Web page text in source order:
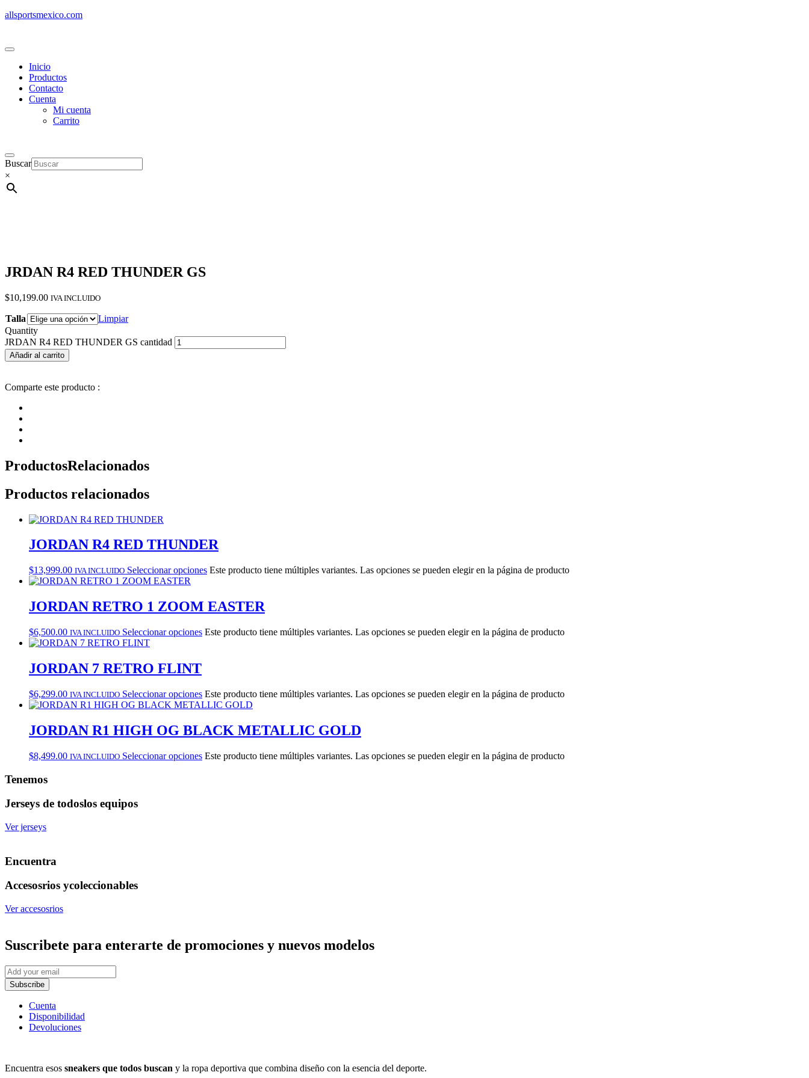
allsportsmexico.com
Inicio
Productos
Contacto
Cuenta
Mi cuenta
Carrito
Buscar
×
JRDAN R4 RED THUNDER GS
$10,199.00 IVA INCLUIDO
Talla
Limpiar
Quantity
JRDAN R4 RED THUNDER GS cantidad
Añadir al carrito
Comparte este producto :
ProductosRelacionados
Productos relacionados
JORDAN R4 RED THUNDER
$13,999.00 IVA INCLUIDO Seleccionar opciones Este producto tiene múltiples variantes. Las opciones se pueden elegir en la página de producto
JORDAN RETRO 1 ZOOM EASTER
$6,500.00 IVA INCLUIDO Seleccionar opciones Este producto tiene múltiples variantes. Las opciones se pueden elegir en la página de producto
JORDAN 7 RETRO FLINT
$6,299.00 IVA INCLUIDO Seleccionar opciones Este producto tiene múltiples variantes. Las opciones se pueden elegir en la página de producto
JORDAN R1 HIGH OG BLACK METALLIC GOLD
$8,499.00 IVA INCLUIDO Seleccionar opciones Este producto tiene múltiples variantes. Las opciones se pueden elegir en la página de producto
Tenemos
Jerseys de todoslos equipos
Ver jerseys
Encuentra
Accesosrios ycoleccionables
Ver accesosrios
Suscribete para enterarte de promociones y nuevos modelos
Subscribe
Cuenta
Disponibilidad
Devoluciones
Encuentra esos sneakers que todos buscan y la ropa deportiva que combina diseño con la esencia del deporte.